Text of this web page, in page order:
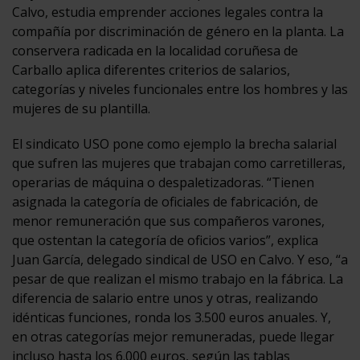
Calvo, estudia emprender acciones legales contra la
compañía por discriminación de género en la planta. La
conservera radicada en la localidad coruñesa de
Carballo aplica diferentes criterios de salarios,
categorías y niveles funcionales entre los hombres y las
mujeres de su plantilla.
El sindicato USO pone como ejemplo la brecha salarial
que sufren las mujeres que trabajan como carretilleras,
operarias de máquina o despaletizadoras. “Tienen
asignada la categoría de oficiales de fabricación, de
menor remuneración que sus compañeros varones,
que ostentan la categoría de oficios varios”, explica
Juan García, delegado sindical de USO en Calvo. Y eso, “a
pesar de que realizan el mismo trabajo en la fábrica. La
diferencia de salario entre unos y otras, realizando
idénticas funciones, ronda los 3.500 euros anuales. Y,
en otras categorías mejor remuneradas, puede llegar
incluso hasta los 6.000 euros, según las tablas